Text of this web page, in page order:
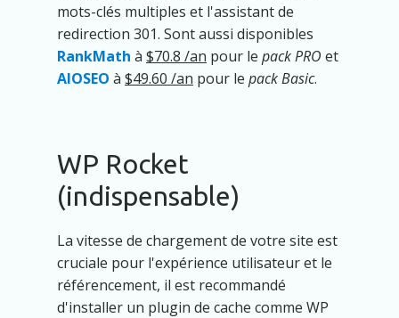
mots-clés multiples et l'assistant de
redirection 301. Sont aussi disponibles
RankMath à $70.8 /an pour le pack PRO et
AIOSEO à $49.60 /an pour le pack Basic.
WP Rocket
(indispensable)
La vitesse de chargement de votre site est
cruciale pour l'expérience utilisateur et le
référencement, il est recommandé
d'installer un plugin de cache comme WP